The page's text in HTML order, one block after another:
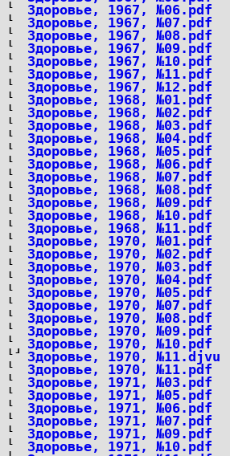
Здоровье, 1967, №06.pdf
Здоровье, 1967, №07.pdf
Здоровье, 1967, №08.pdf
Здоровье, 1967, №09.pdf
Здоровье, 1967, №10.pdf
Здоровье, 1967, №11.pdf
Здоровье, 1967, №12.pdf
Здоровье, 1968, №01.pdf
Здоровье, 1968, №02.pdf
Здоровье, 1968, №03.pdf
Здоровье, 1968, №04.pdf
Здоровье, 1968, №05.pdf
Здоровье, 1968, №06.pdf
Здоровье, 1968, №07.pdf
Здоровье, 1968, №08.pdf
Здоровье, 1968, №09.pdf
Здоровье, 1968, №10.pdf
Здоровье, 1968, №11.pdf
Здоровье, 1970, №01.pdf
Здоровье, 1970, №02.pdf
Здоровье, 1970, №03.pdf
Здоровье, 1970, №04.pdf
Здоровье, 1970, №05.pdf
Здоровье, 1970, №07.pdf
Здоровье, 1970, №08.pdf
Здоровье, 1970, №09.pdf
Здоровье, 1970, №10.pdf
Здоровье, 1970, №11.djvu
Здоровье, 1970, №11.pdf
Здоровье, 1971, №03.pdf
Здоровье, 1971, №05.pdf
Здоровье, 1971, №06.pdf
Здоровье, 1971, №07.pdf
Здоровье, 1971, №09.pdf
Здоровье, 1971, №10.pdf